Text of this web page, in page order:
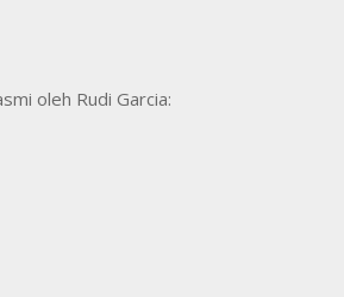
oleh Rudi Garcia: